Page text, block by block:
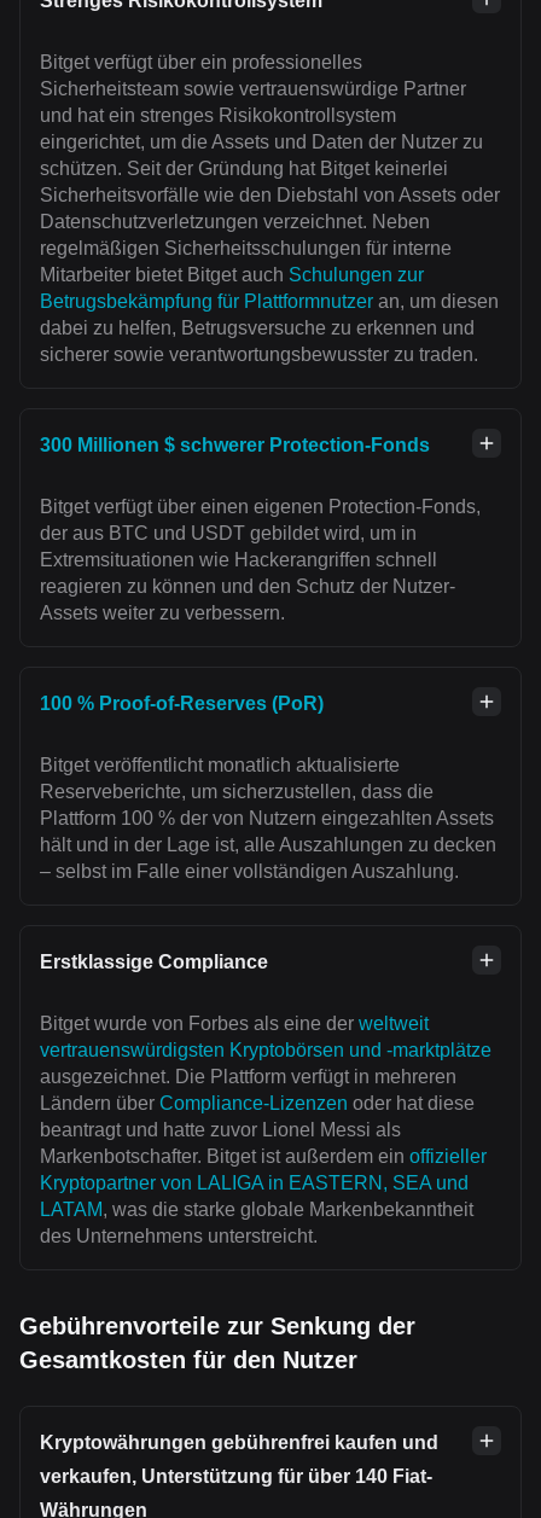
Bitget verfügt über ein professionelles
Sicherheitsteam sowie vertrauenswürdige Partner
und hat ein strenges Risikokontrollsystem
eingerichtet, um die Assets und Daten der Nutzer zu
schützen. Seit der Gründung hat Bitget keinerlei
Sicherheitsvorfälle wie den Diebstahl von Assets oder
Datenschutzverletzungen verzeichnet. Neben
regelmäßigen Sicherheitsschulungen für interne
Mitarbeiter bietet Bitget auch Schulungen zur
Betrugsbekämpfung für Plattformnutzer an, um diesen
dabei zu helfen, Betrugsversuche zu erkennen und
sicherer sowie verantwortungsbewusster zu traden.
300 Millionen $ schwerer Protection-Fonds
Bitget verfügt über einen eigenen Protection-Fonds,
der aus BTC und USDT gebildet wird, um in
Extremsituationen wie Hackerangriffen schnell
reagieren zu können und den Schutz der Nutzer-
Assets weiter zu verbessern.
100 % Proof-of-Reserves (PoR)
Bitget veröffentlicht monatlich aktualisierte
Reserveberichte, um sicherzustellen, dass die
Plattform 100 % der von Nutzern eingezahlten Assets
hält und in der Lage ist, alle Auszahlungen zu decken
– selbst im Falle einer vollständigen Auszahlung.
Erstklassige Compliance
Bitget wurde von Forbes als eine der weltweit
vertrauenswürdigsten Kryptobörsen und -marktplätze
ausgezeichnet. Die Plattform verfügt in mehreren
Ländern über Compliance-Lizenzen oder hat diese
beantragt und hatte zuvor Lionel Messi als
Markenbotschafter. Bitget ist außerdem ein offizieller
Kryptopartner von LALIGA in EASTERN, SEA und
LATAM, was die starke globale Markenbekanntheit
des Unternehmens unterstreicht.
Gebührenvorteile zur Senkung der
Gesamtkosten für den Nutzer
Kryptowährungen gebührenfrei kaufen und
verkaufen, Unterstützung für über 140 Fiat-
Währungen